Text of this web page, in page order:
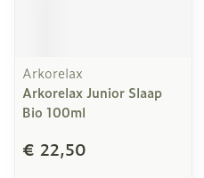
Arkorelax
Arkorelax Junior Slaap
Bio 100ml
€ 22,50